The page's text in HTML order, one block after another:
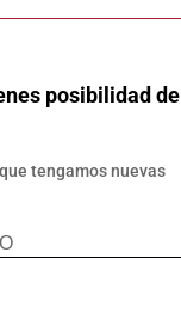
posibilidad de
tengamos nuevas